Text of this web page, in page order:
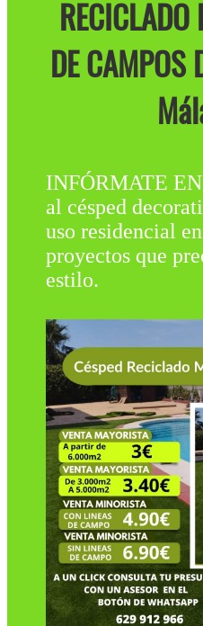
RECICLADO
DE CAMPOS
INFÓRMATE
al césped
uso residencial
proyectos que
estilo.